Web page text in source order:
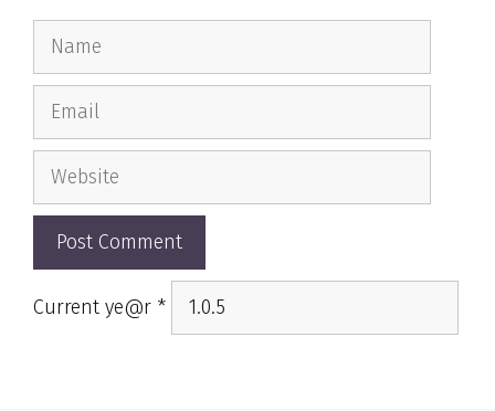
Name
Email
Website
Current ye@r *